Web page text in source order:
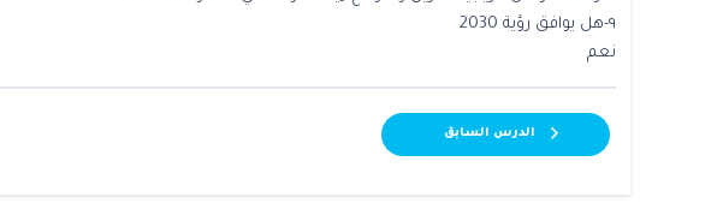
٩-هل يوافق رؤية 2030
نعم
الدرس السابق